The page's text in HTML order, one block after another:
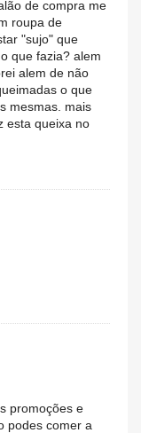
de compra me
roupa de
"sujo" que
que fazia? alem
alem de não
o que
mesmas. mais
esta queixa no
promoções e
podes comer a